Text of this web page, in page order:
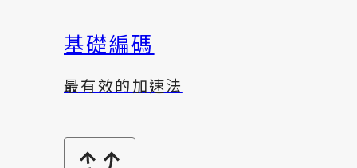
基礎編碼
最有效的加速法